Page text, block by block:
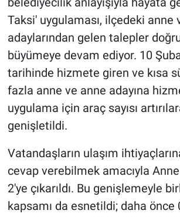
Taksi' uygulaması, ilçedeki anne
adaylarından gelen talepler
büyümeye devam ediyor. 10
tarihinde hizmete giren ve kısa
fazla anne ve anne adayına
uygulama için araç sayısı
genişletildi.
Vatandaşların ulaşım
cevap verebilmek amacıyla Anne
2'ye çıkarıldı. Bu genişlemeyle
kapsamı da esnetildi; daha önce